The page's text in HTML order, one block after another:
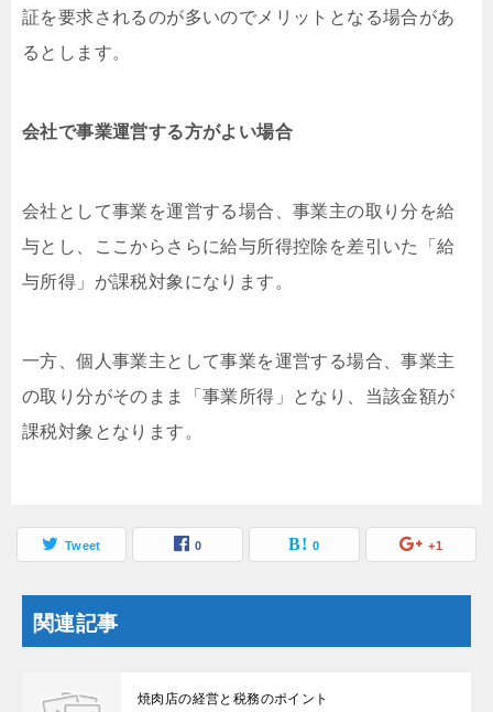
証を要求されるのが多いのでメリットとなる場合があ
るとします。
会社で事業運営する方がよい場合
会社として事業を運営する場合、事業主の取り分を給
与とし、ここからさらに給与所得控除を差引いた「給
与所得」が課税対象になります。
一方、個人事業主として事業を運営する場合、事業主
の取り分がそのまま「事業所得」となり、当該金額が
課税対象となります。
Tweet 0 0 +1
関連記事
焼肉店の経営と税務のポイント